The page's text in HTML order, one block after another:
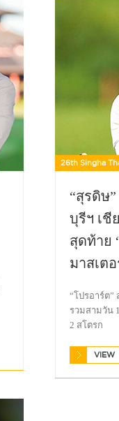
26th Singha
“สุรดิษ
บุรีฯ เชี
สุดท้าย
มาสเต
“โปรอาร์ต
รวมสามวัน
2 สโตรก
VIEW